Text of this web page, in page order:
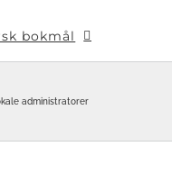
bokmål
administratorer